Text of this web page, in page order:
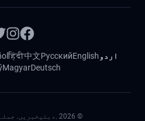
اردو English
Русский
中文
हिंदी
Deutsch
Magyar
©
2026 .دبئیخبریں.